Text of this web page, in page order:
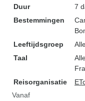
Duur
7
Bestemmingen
Leeftijdsgroep
Taal
Reisorganisatie
Vanaf